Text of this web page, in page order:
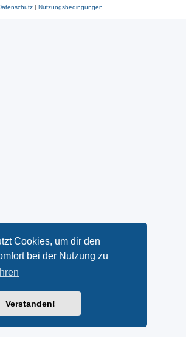
Cookies, um dir den
bei der Nutzung zu
Verstanden!
| Nutzungsbedingungen